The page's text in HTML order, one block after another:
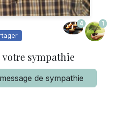
4 1
sympathie
de sympathie